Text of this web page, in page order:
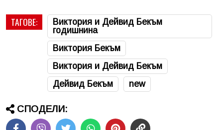
ТАГОВЕ:
Виктория и Дейвид Бекъм
годишнина
Виктория Бекъм
Виктория и Дейвид Бекъм
Дейвид Бекъм
new
СПОДЕЛИ: